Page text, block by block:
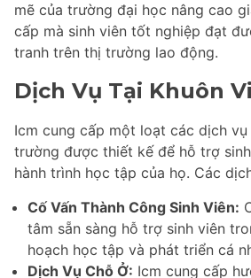
mẽ của trường đại học nâng cao
cấp mà sinh viên tốt nghiệp đạt
tranh trên thị trường lao động.
Dịch Vụ Tại Khuôn
Icm cung cấp một loạt các dịch
trường được thiết kế để hỗ trợ
hành trình học tập của họ. Các
Cố Vấn Thành Công Sinh Viên:
tâm sẵn sàng hỗ trợ sinh viên
hoạch học tập và phát triển cá
Dịch Vụ Chỗ Ở: Icm cung cấp